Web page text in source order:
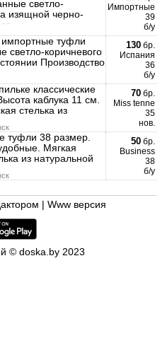
светло-
изящной черно-
Импортные
39
б/у
туфли
светло-коричневого
Производство
130 бр.
Испания
36
б/у
классические
каблука 11 см.
стелька из
70 бр.
Miss tenne
35
нов.
туфли 38 размер.
Мягкая
из натуральной
50 бр.
Business
38
б/у
Www версия
© doska.by 2023